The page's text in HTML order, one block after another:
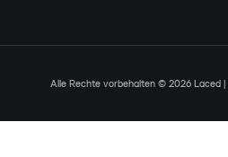
Alle Rechte vorbehalten © 2026 Laced |